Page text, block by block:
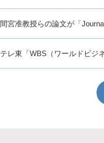
間宮准教授らの論文が「
テレ東「WBS（ワールドビジ